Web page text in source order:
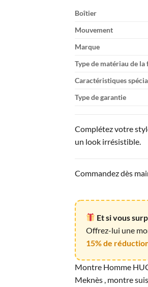
Boîtier
Mouvement
Marque
Type de matériau de
Caractéristiques
Type de garantie
Complétez votre
un look irrésistible.
Commandez dès
Et si vous
Offrez-lui une
15% de
Montre Homme
Meknès , montre